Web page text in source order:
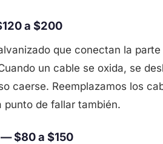
a $200
que conectan la
un cable se oxida, se
caerse. Reemplazamos los
punto de fallar también.
$80 a $150